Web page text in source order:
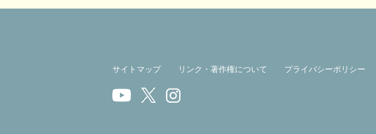
サイトマップ リンク・著作権について プライバシーポリシー